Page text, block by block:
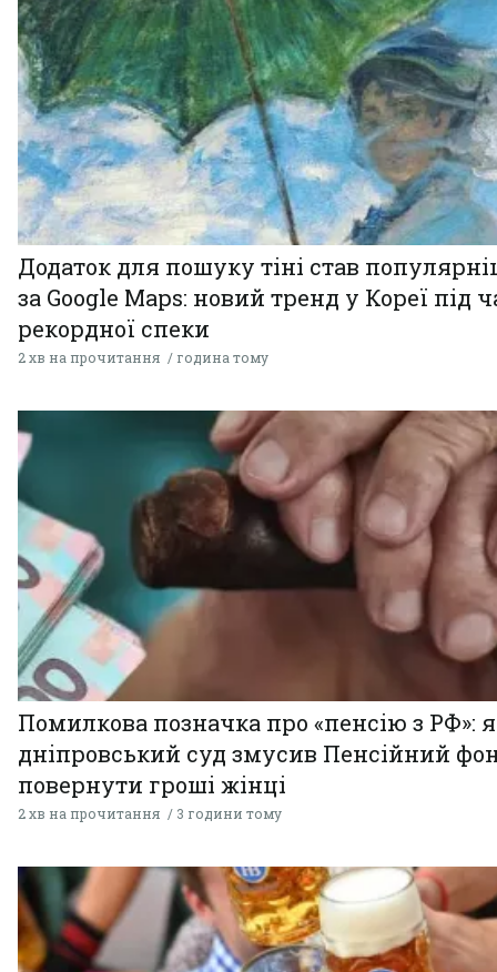
Додаток для пошуку тіні став
за Google Maps: новий тренд у Кореї під
рекордної спеки
2 хв на прочитання година тому
Помилкова позначка про «пенсію з РФ»:
дніпровський суд змусив Пенсійний
повернути гроші жінці
2 хв на прочитання 3 години тому